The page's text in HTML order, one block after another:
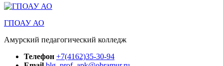
ГПОАУ АО
Амурский педагогический колледж
Телефон +7(4162)35-30-94